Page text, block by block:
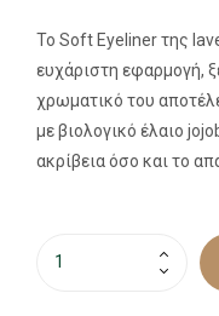
To Soft Eyeliner της
ευχάριστη εφαρμογή,
χρωματικό του
με βιολογικό έλαιο
ακρίβεια όσο και το